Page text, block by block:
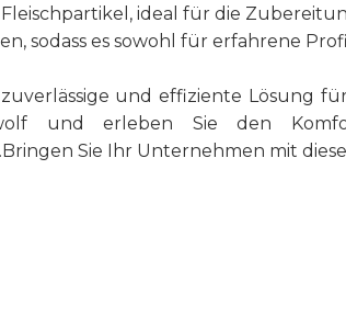
ideal für die
sodass es sowohl für erfahrene
und effiziente Lösung
und erleben Sie den
Sie Ihr Unternehmen mit